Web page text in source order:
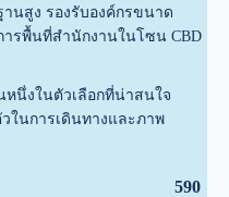
นสูง รองรับองค์กรขนาด
รพื้นที่สำนักงานในโซน CBD
หนึ่งในตัวเลือกที่น่าสนใจ
ในการเดินทางและภาพ
590